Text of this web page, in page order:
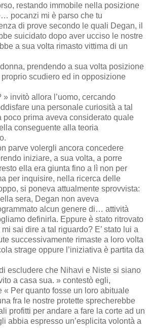
restando immobile nella posizione
pocanzi mi è parso che tu
di prove secondo le quali Degan, il
suicidato dopo aver ucciso le nostre
a sua volta rimasto vittima di un
prendendo a sua volta posizione
scudiero ed in opposizione
invitò allora l’uomo, cercando
una personale curiosità a tal
poco prima aveva considerato quale
conseguente alla teoria
parve volergli ancora concedere
iniziare, a sua volta, a porre
ella era giunta fino a lì non per
per inquisire, nella ricerca delle
si poneva attualmente sprovvista:
sera, Degan non aveva
alcun genere di… attività
definirla. Eppure è stato ritrovato
sai dire a tal riguardo? E’ stato lui a
successivamente rimaste a loro volta
strage oppure l’iniziativa è partita da
escludere che Nihavi e Niste si siano
a casa sua. » contestò egli,
« Per quanto fosse un loro abituale
fra le nostre protette sprecherebbe
profitti per andare a fare la corte ad un
abbia espresso un’esplicita volontà a